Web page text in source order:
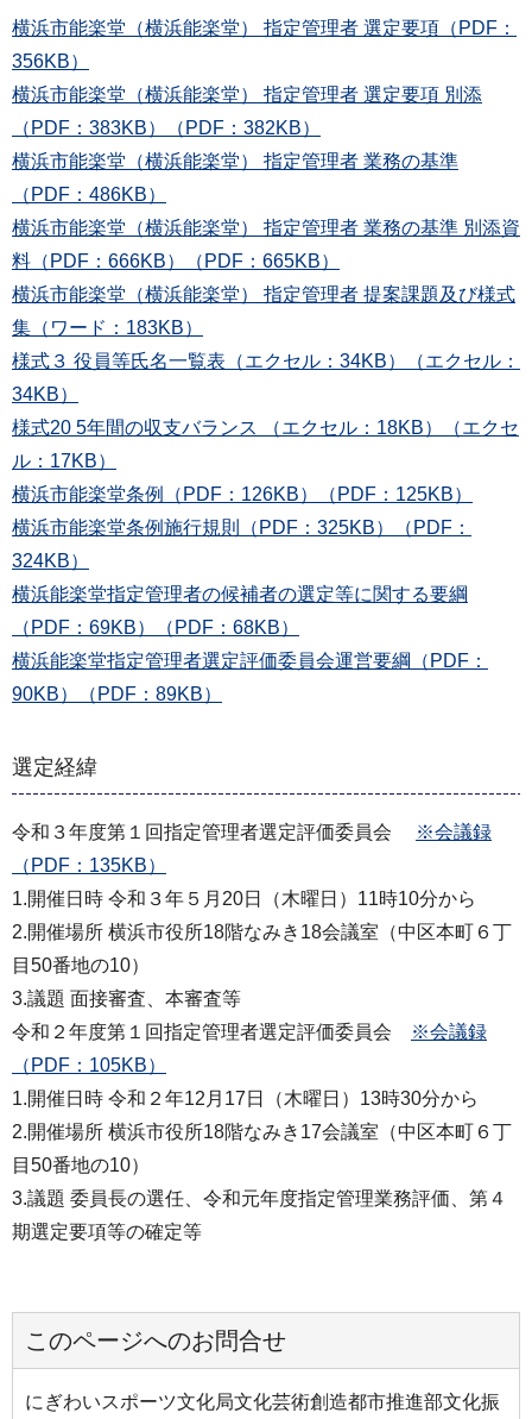
横浜市能楽堂（横浜能楽堂） 指定管理者 選定要項（PDF：
356KB）
横浜市能楽堂（横浜能楽堂） 指定管理者 選定要項 別添
（PDF：383KB）（PDF：382KB）
横浜市能楽堂（横浜能楽堂） 指定管理者 業務の基準
（PDF：486KB）
横浜市能楽堂（横浜能楽堂） 指定管理者 業務の基準 別添資
料（PDF：666KB）（PDF：665KB）
横浜市能楽堂（横浜能楽堂） 指定管理者 提案課題及び様式
集（ワード：183KB）
様式３ 役員等氏名一覧表（エクセル：34KB）（エクセル：
34KB）
様式20 5年間の収支バランス （エクセル：18KB）（エクセ
ル：17KB）
横浜市能楽堂条例（PDF：126KB）（PDF：125KB）
横浜市能楽堂条例施行規則（PDF：325KB）（PDF：
324KB）
横浜能楽堂指定管理者の候補者の選定等に関する要綱
（PDF：69KB）（PDF：68KB）
横浜能楽堂指定管理者選定評価委員会運営要綱（PDF：
90KB）（PDF：89KB）
選定経緯
令和３年度第１回指定管理者選定評価委員会
※会議録
（PDF：135KB）
1.開催日時 令和３年５月20日（木曜日）11時10分から
2.開催場所 横浜市役所18階なみき18会議室（中区本町６丁
目50番地の10）
3.議題 面接審査、本審査等
令和２年度第１回指定管理者選定評価委員会
※会議録
（PDF：105KB）
1.開催日時 令和２年12月17日（木曜日）13時30分から
2.開催場所 横浜市役所18階なみき17会議室（中区本町６丁
目50番地の10）
3.議題 委員長の選任、令和元年度指定管理業務評価、第４
期選定要項等の確定等
このページへのお問合せ
にぎわいスポーツ文化局文化芸術創造都市推進部文化振